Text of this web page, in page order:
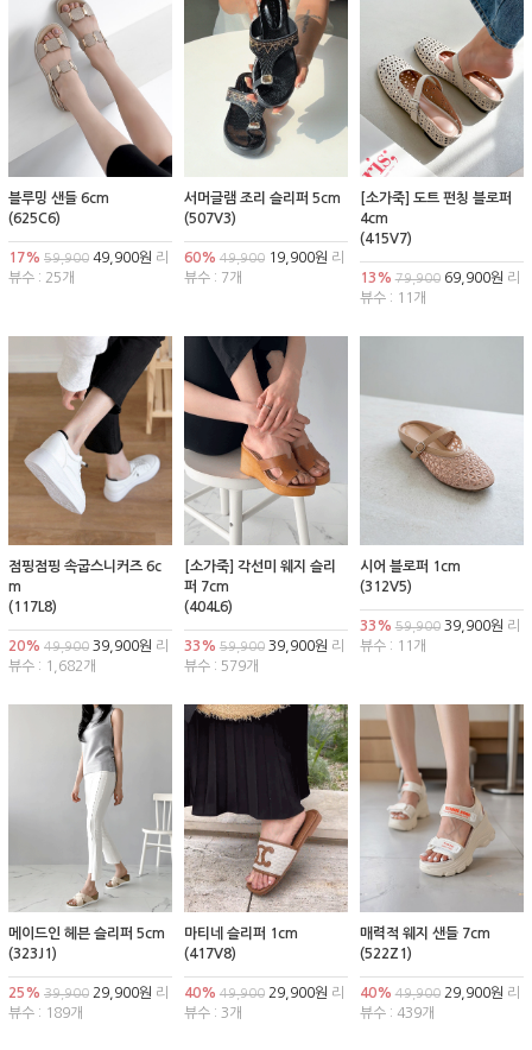
블루밍 샌들 6cm
(625C6)
17% 59,900 49,900원 리
뷰수 : 25개
서머글램 조리 슬리퍼 5cm
(507V3)
60% 49,90019,900원 리
뷰수 : 7개
[소가죽] 도트 펀칭 블로퍼
4cm
(415V7)
13% 79,90069,900원 리
뷰수 : 11개
점핑점핑 속굽스니커즈 6c
m
(117L8)
20% 49,900 39,900원 리
뷰수 : 1,682개
[소가죽] 각선미 웨지 슬리
퍼 7cm
(404L6)
33% 59,90039,900원 리
뷰수 : 579개
시어 블로퍼 1cm
(312V5)
33% 59,90039,900원 리
뷰수 : 11개
메이드인 헤븐 슬리퍼 5cm
(323J1)
25% 39,900 29,900원 리
뷰수 : 189개
마티네 슬리퍼 1cm
(417V8)
40% 49,90029,900원 리
뷰수 : 3개
매력적 웨지 샌들 7cm
(522Z1)
40% 49,90029,900원 리
뷰수 : 439개